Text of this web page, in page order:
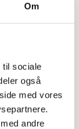
Om
til sociale
også
med vores
andre